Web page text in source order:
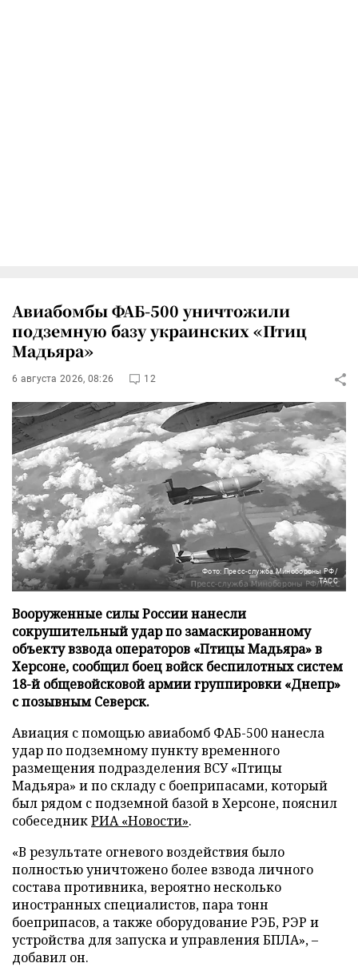
Авиабомбы ФАБ-500 уничтожили
подземную базу украинских «Птиц
Мадьяра»
6 августа 2026, 08:26 12
Фото: Пресс-служба Минобороны РФ/
ТАСС
Вооруженные силы России нанесли
сокрушительный удар по замаскированному
объекту взвода операторов «Птицы Мадьяра» в
Херсоне, сообщил боец войск беспилотных систем
18-й общевойсковой армии группировки «Днепр»
с позывным Северск.
Авиация с помощью авиабомб ФАБ-500 нанесла
удар по подземному пункту временного
размещения подразделения ВСУ «Птицы
Мадьяра» и по складу с боеприпасами, который
был рядом с подземной базой в Херсоне, пояснил
собеседникРИА «Новости».
«В результате огневого воздействия было
полностью уничтожено более взвода личного
состава противника, вероятно несколько
иностранных специалистов, пара тонн
боеприпасов, а также оборудование РЭБ, РЭР и
устройства для запуска и управления БПЛА», –
добавил он.